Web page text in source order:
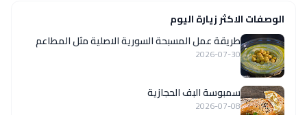
الوصفات الاكثر زيارة اليوم
‏طريقة عمل المسبحة السورية الاصلية مثل المطاعم
2026-07-30
سمبوسة البف الحجازية
2026-07-08